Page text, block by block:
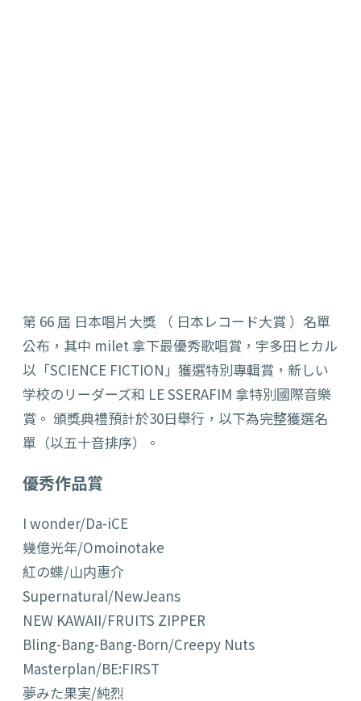
第 66 屆 日本唱片大獎 （ 日本レコード大賞 ）名單
公布，其中 milet 拿下最優秀歌唱賞，宇多田ヒカル
以「SCIENCE FICTION」獲選特別專輯賞，新しい
学校のリーダーズ和 LE SSERAFIM 拿特別國際音樂
賞。 頒獎典禮預計於30日舉行，以下為完整獲選名
單（以五十音排序）。
優秀作品賞
I wonder/Da-iCE
幾億光年/Omoinotake
紅の蝶/山内惠介
Supernatural/NewJeans
NEW KAWAII/FRUITS ZIPPER
Bling-Bang-Bang-Born/Creepy Nuts
Masterplan/BE:FIRST
夢みた果実/純烈